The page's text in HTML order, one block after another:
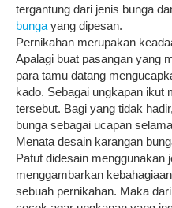
tergantung dari jenis bunga
bunga yang dipesan.
Pernikahan merupakan
Apalagi buat pasangan yang
para tamu datang
kado. Sebagai ungkapan ikut
tersebut. Bagi yang tidak
bunga sebagai ucapan
Menata desain karangan
Patut didesain menggunakan
menggambarkan
sebuah pernikahan. Maka